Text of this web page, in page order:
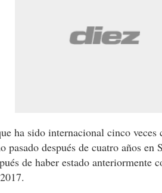
ha sido internacional cinco
pasado después de cuatro años
de haber estado anteriormente